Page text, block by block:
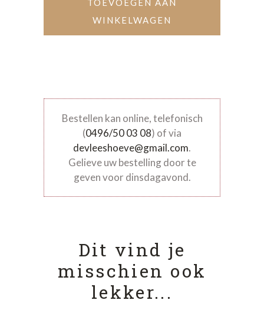
TOEVOEGEN AAN
WINKELWAGEN
Bestellen kan online, telefonisch
(0496/50 03 08) of via
devleeshoeve@gmail.com.
Gelieve uw bestelling door te
geven voor dinsdagavond.
Dit vind je
misschien ook
lekker...